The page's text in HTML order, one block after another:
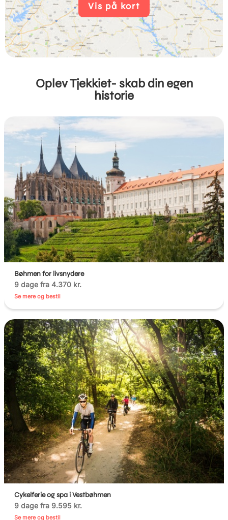
Vis på kort
Oplev Tjekkiet- skab din egen
historie
Bøhmen for livsnydere
9 dage fra 4.370 kr.
Se mere og bestil
Cykelferie og spa i Vestbøhmen
9 dage fra 9.595 kr.
Se mere og bestil